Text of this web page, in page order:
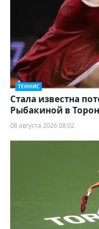
ТЕННИС
Cтала известна
Рыбакиной в
08 августа 2026 08:02